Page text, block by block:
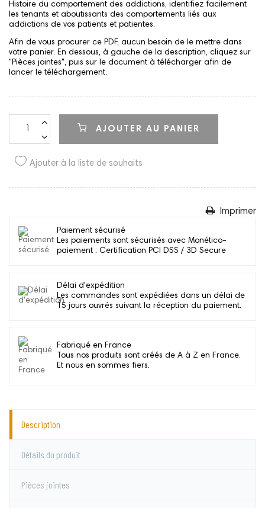
Histoire du comportement des addictions, identifiez facilement
les tenants et aboutissants des comportements liés aux
addictions de vos patients et patientes.
Afin de vous procurer ce PDF, aucun besoin de le mettre dans
votre panier. En dessous, à gauche de la description, cliquez sur
"Pièces jointes", puis sur le document à télécharger afin de
lancer le téléchargement.
AJOUTER AU PANIER
Ajouter à la liste de souhaits
Imprimer
Paiement sécurisé
Les paiements sont sécurisés avec Monético-
paiement : Certification PCI DSS / 3D Secure
Délai d'expédition
Les commandes sont expédiées dans un délai de
15 jours ouvrés suivant la réception du paiement.
Fabriqué en France
Tous nos produits sont créés de A à Z en France.
Et nous en sommes fiers.
Description
Détails du produit
Pièces jointes